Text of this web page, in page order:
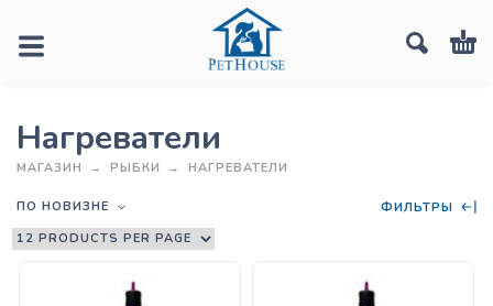
Нагреватели
МАГАЗИН РЫБКИ НАГРЕВАТЕЛИ
ПО НОВИЗНЕ ФИЛЬТРЫ